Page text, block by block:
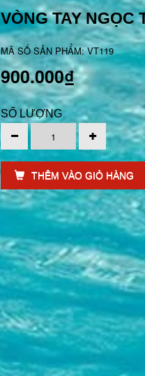
VÒNG TAY NGỌC
MÃ SỐ SẢN PHẨM: VT119
900.000₫
SỐ LƯỢNG
THÊM VÀO GIỎ HÀNG